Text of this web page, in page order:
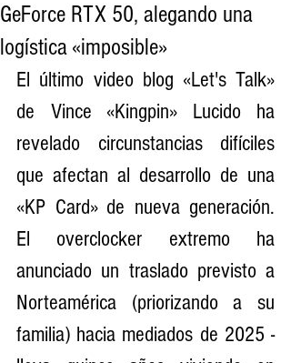
GeForce RTX 50, alegando una
logística «imposible»
El último video blog «Let's Talk»
de Vince «Kingpin» Lucido ha
revelado circunstancias difíciles
que afectan al desarrollo de una
«KP Card» de nueva generación.
El overclocker extremo ha
anunciado un traslado previsto a
Norteamérica (priorizando a su
familia) hacia mediados de 2025 -